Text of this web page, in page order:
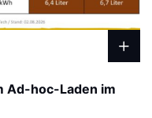
Ad-hoc-Laden im